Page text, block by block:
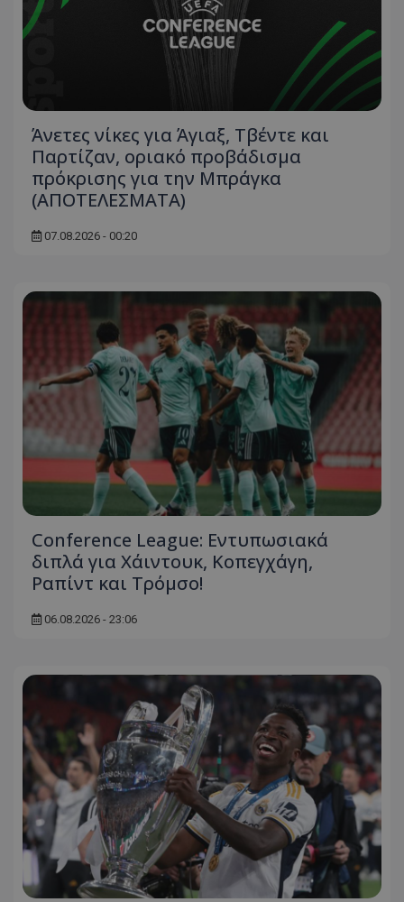
Άνετες νίκες για Άγιαξ, Τβέντε και
Παρτίζαν, οριακό προβάδισμα
πρόκρισης για την Μπράγκα
(ΑΠΟΤΕΛΕΣΜΑΤΑ)
07.08.2026 - 00:20
Conference League: Εντυπωσιακά
διπλά για Χάιντουκ, Κοπεγχάγη,
Ραπίντ και Τρόμσο!
06.08.2026 - 23:06